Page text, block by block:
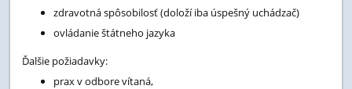
zdravotná spôsobilosť (doloží iba úspešný uchádzač)
ovládanie štátneho jazyka
Ďalšie požiadavky:
prax v odbore vítaná,